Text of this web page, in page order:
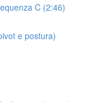
C (2:46)
e postura)